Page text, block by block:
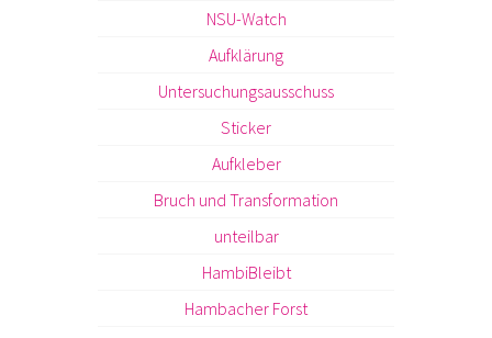
NSU-Watch
Aufklärung
Untersuchungsausschuss
Sticker
Aufkleber
Bruch und Transformation
unteilbar
HambiBleibt
Hambacher Forst